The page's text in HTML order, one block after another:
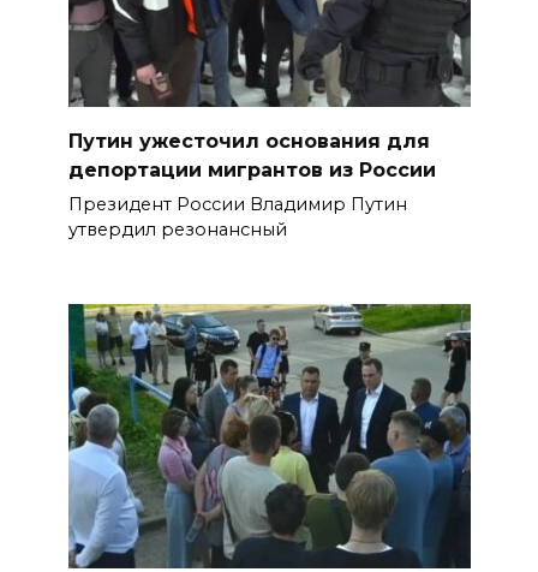
Путин ужесточил основания для
депортации мигрантов из России
Президент России Владимир Путин
утвердил резонансный